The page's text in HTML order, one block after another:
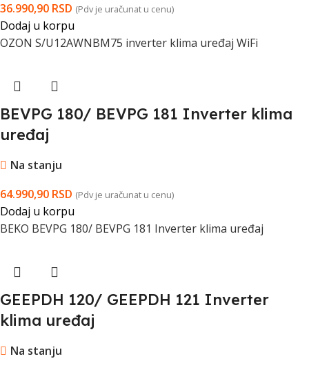
36.990,90 RSD (Pdv je uračunat u cenu)
Dodaj u korpu
OZON S/U12AWNBM75 inverter klima uređaj WiFi
BEVPG 180/ BEVPG 181 Inverter klima
uređaj
Na stanju
64.990,90 RSD (Pdv je uračunat u cenu)
Dodaj u korpu
BEKO BEVPG 180/ BEVPG 181 Inverter klima uređaj
GEEPDH 120/ GEEPDH 121 Inverter
klima uređaj
Na stanju